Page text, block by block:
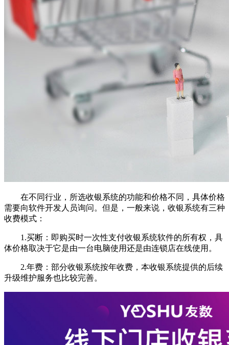
在不同行业，所选收银系统的功能和价格不同，具体价格
需要向软件开发人员询问。但是，一般来说，收银系统有三种
收费模式：
1.买断：即购买时一次性支付收银系统软件的所有权，具
体价格取决于它是由一台电脑使用还是由连锁店在线使用。
2.年费：部分收银系统按年收费，本收银系统提供的后续
升级维护服务也比较完善。